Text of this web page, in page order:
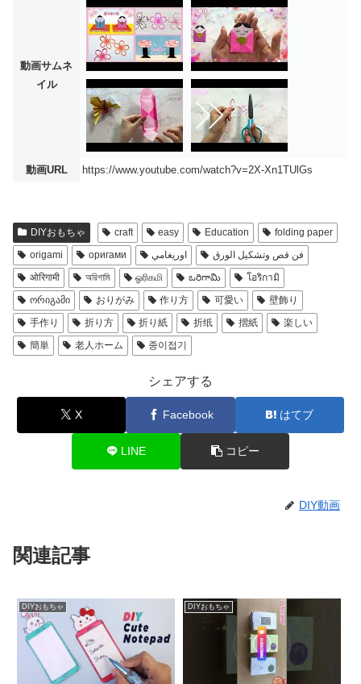
動画サムネ
イル
動画URL https://www.youtube.com/watch?v=2X-Xn1TUlGs
DIYおもちゃ craft easy Education
folding paper
origami
оригами اوريغامي
فن قص وتشكيل الورق
ओरिगामी
অরিগামি ஓரிகமி ఒరిగామి
โอริกามิ
ორიგამი
おりがみ 作り方 可愛い
壁飾り
手作り
折り方 折り紙 折纸 摺紙
楽しい
簡単
老人ホーム 종이접기
シェアする
X Facebook はてブ
LINE コピー
DIY動画
関連記事
DIYおもちゃ DIYおもちゃ